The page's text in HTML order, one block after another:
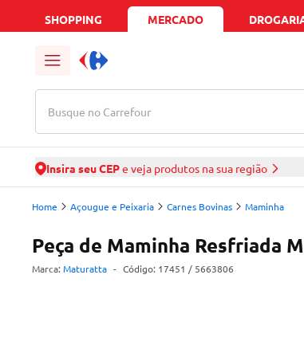
SHOPPING MERCADO
Busque no Carrefour
Insira seu CEPe veja produtos na sua região
Home Açougue e Peixaria Carnes Bovinas Maminha
Peça de Maminha Resfriada
Marca: Maturatta - Código: 17451 / 5663806